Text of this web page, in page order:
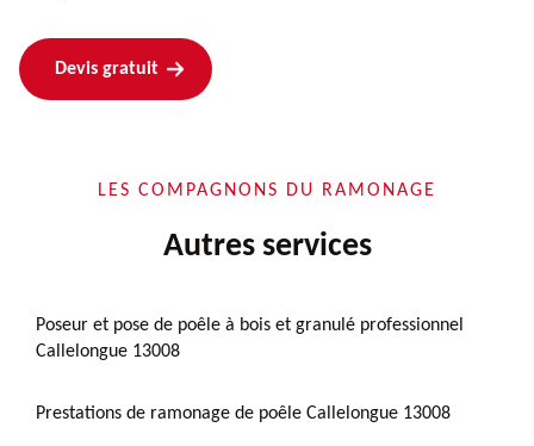
Devis gratuit
LES COMPAGNONS DU RAMONAGE
Autres services
Poseur et pose de poêle à bois et granulé professionnel
Callelongue 13008
Prestations de ramonage de poêle Callelongue 13008